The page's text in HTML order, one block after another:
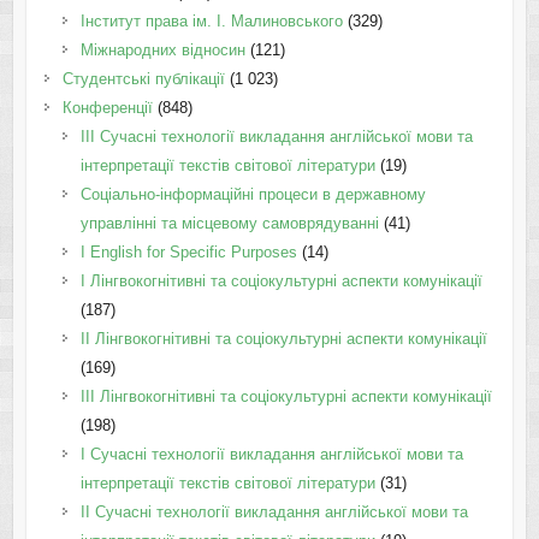
Інститут права ім. І. Малиновського(329)
Міжнародних відносин(121)
Студентські публікації(1 023)
Конференції(848)
III Сучасні технології викладання англійської мови та
інтерпретації текстів світової літератури(19)
Соціально-інформаційні процеси в державному
управлінні та місцевому самоврядуванні (41)
І English for Specific Purposes (14)
I Лінгвокогнітивні та соціокультурні аспекти комунікації
(187)
IІ Лінгвокогнітивні та соціокультурні аспекти комунікації
(169)
IІI Лінгвокогнітивні та соціокультурні аспекти комунікації
(198)
I Cучасні технології викладання англійської мови та
інтерпретації текстів світової літератури(31)
II Cучасні технології викладання англійської мови та